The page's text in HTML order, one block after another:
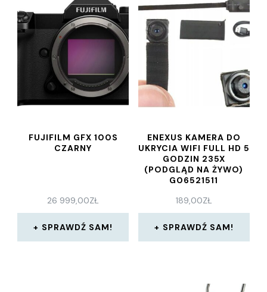
FUJIFILM GFX 100S
CZARNY
26 999,00ZŁ
SPRAWDŹ SAM!
ENEXUS KAMERA DO
UKRYCIA WIFI FULL HD 5
GODZIN 235X
(PODGLĄD NA ŻYWO)
G06521511
189,00ZŁ
SPRAWDŹ SAM!